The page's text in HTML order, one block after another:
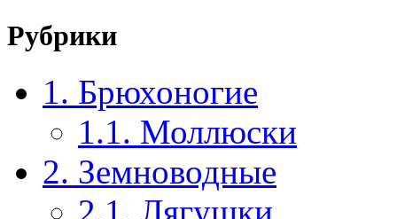
Рубрики
1. Брюхоногие
1.1. Моллюски
2. Земноводные